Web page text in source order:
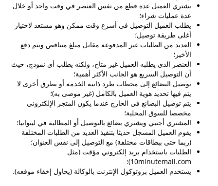
يشتري العميل عدة قطع من نفس العنصر في وقت واحد أو خلال
عدة عمليات شراء؛
يطلب العميل التوصيل في أسرع وقت ممكن وهو مستعد لاختيار
أغلى طريقة توصيل؛
العديد من الطلبات غير المدفوعة مقابل مبلغ متناقص ويتم دفع
الأخير؛
العنصر الذي يطلبه العميل غير متاح، ولكنه يطلب أي نموذج، حيث
أن التوصيل السريع هو الجانب الأكثر أهمية؛
توصيل البضائع إلى محطات طرد ذاتية الخدمة أو بطرق أخرى لا
يتم فيها تحديد هوية العميل بالكامل (غير موصى به)؛
يتم توصيل البضائع في الخارج عندما يكون المتجر الإلكتروني
مخصصا للسوق المحلية؛
المشتري أجنبي ويشتري بضائع بالتوصيل أو المطالبة في ليتوانيا؛
يقوم العميل المسجل حديثا بتنفيذ العديد من الطلبات المختلفة
(ربما حتى ببطاقات مختلفة) مع التوصيل إلى نفس العنوان؛
الطلبات باستخدام بريد إلكتروني مؤقت (مثل
10minutemail.com)؛
يستخدم العميل بروتوكول الإنترنت بالوكالة (يحاول إخفاء موقعه).